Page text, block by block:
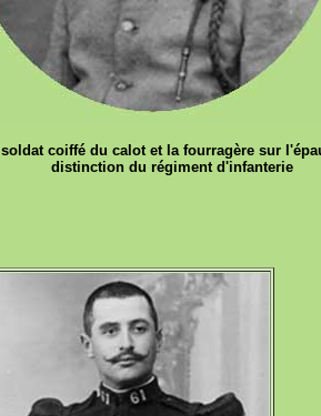
soldat coiffé du calot et la fourragère sur
distinction du régiment d'infanterie